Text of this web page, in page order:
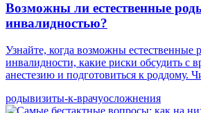
Возможны ли естественные
инвалидностью?
Узнайте, когда возможны естественные
инвалидности, какие риски обсудить с
анестезию и подготовиться к роддому.
родывизиты-к-врачуосложнения